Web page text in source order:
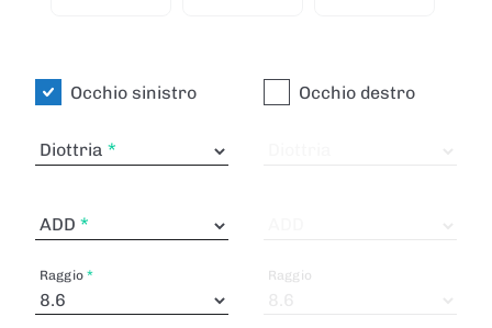
Occhio sinistro
Diottria
ADD
Raggio
Occhio destro
Raggio